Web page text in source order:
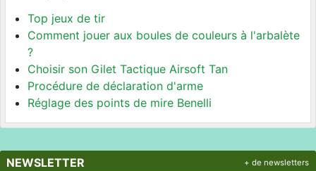
Top jeux de tir
Comment jouer aux boules de couleurs à l'arbalète
?
Choisir son Gilet Tactique Airsoft Tan
Procédure de déclaration d'arme
Réglage des points de mire Benelli
NEWSLETTER + de newsletters